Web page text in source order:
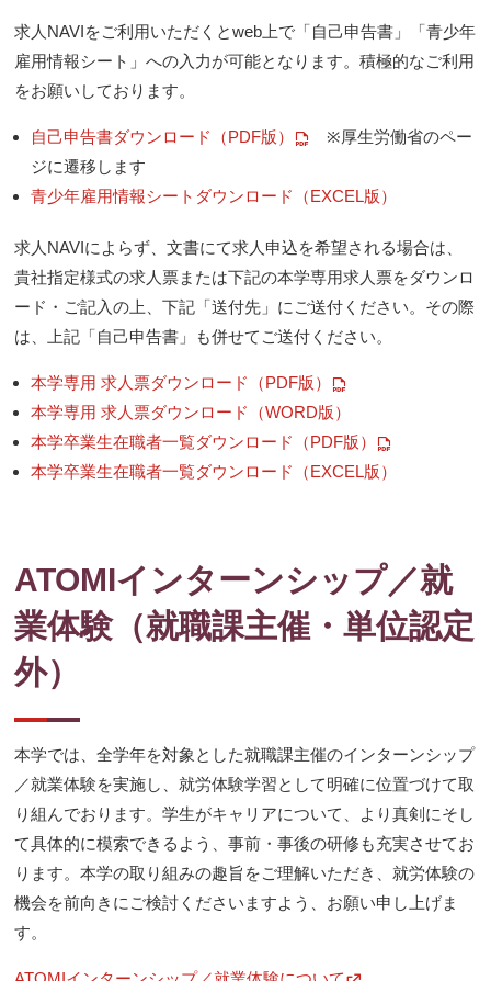
求人NAVIをご利用いただくとweb上で「自己申告書」「青少年
雇用情報シート」への入力が可能となります。積極的なご利用
をお願いしております。
自己申告書ダウンロード（PDF版） PDF
※厚生労働省のペー
ジに遷移します
青少年雇用情報シートダウンロード（EXCEL版）
求人NAVIによらず、文書にて求人申込を希望される場合は、
貴社指定様式の求人票または下記の本学専用求人票をダウンロ
ード・ご記入の上、下記「送付先」にご送付ください。その際
は、上記「自己申告書」も併せてご送付ください。
本学専用 求人票ダウンロード（PDF版）
本学専用 求人票ダウンロード（WORD版）
本学卒業生在職者一覧ダウンロード（PDF版）
本学卒業生在職者一覧ダウンロード（EXCEL版）
ATOMIインターンシップ／就
業体験（就職課主催・単位認定
外）
本学では、全学年を対象とした就職課主催のインターンシップ
／就業体験を実施し、就労体験学習として明確に位置づけて取
り組んでおります。学生がキャリアについて、より真剣にそし
て具体的に模索できるよう、事前・事後の研修も充実させてお
ります。本学の取り組みの趣旨をご理解いただき、就労体験の
機会を前向きにご検討くださいますよう、お願い申し上げま
す。